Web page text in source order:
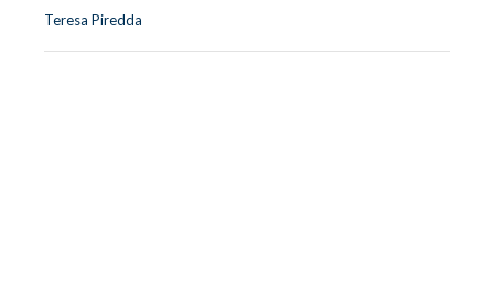
Teresa Piredda